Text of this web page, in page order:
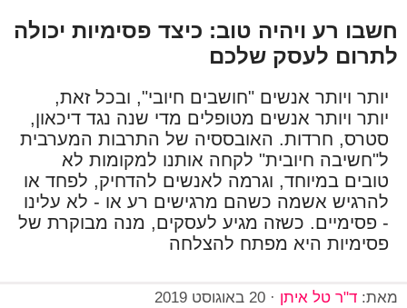
חשבו רע ויהיה טוב: כיצד פסימיות יכולה
לתרום לעסק שלכם
יותר ויותר אנשים "חושבים חיובי", ובכל זאת,
יותר ויותר אנשים מטופלים מדי שנה נגד דיכאון,
סטרס, חרדות. האובססיה של התרבות המערבית
ל"חשיבה חיובית" לקחה אותנו למקומות לא
טובים במיוחד, וגרמה לאנשים להדחיק, לפחד או
להרגיש אשמה כשהם מרגישים רע או - לא עלינו
- פסימיים. כשזה מגיע לעסקים, מנה מבוקרת של
פסימיות היא מפתח להצלחה
מאת: ד"ר טל איתן· 20 באוגוסט 2019